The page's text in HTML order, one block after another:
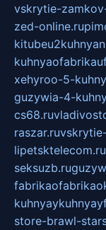
vskrytie-
zed-online.ru
xehyroo-5-
guzywia-4-
cs68.ru
raszar.ru
lipetsktelecom.ru
seksuzb.ru
store-brawl-